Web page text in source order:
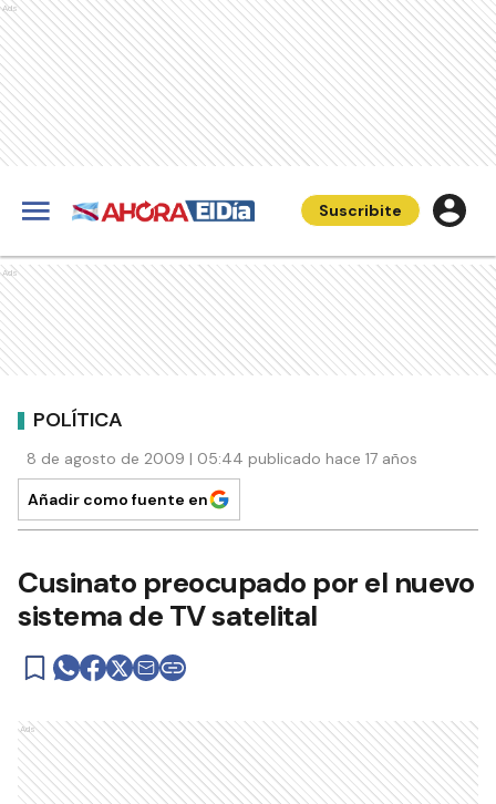
Ads
Suscribite
Ads
POLÍTICA
8 de agosto de 2009 | 05:44 publicado hace 17 años
Añadir como fuente en
Cusinato preocupado por el nuevo
sistema de TV satelital
Ads